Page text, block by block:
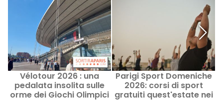
Vélotour 2026 : una
pedalata insolita sulle
orme dei Giochi Olimpici
Parigi Sport Domeniche
2026: corsi di sport
gratuiti quest'estate nei